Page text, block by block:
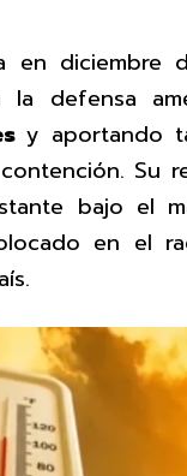
en diciembre
defensa
y aportando
Su
bajo el
en el